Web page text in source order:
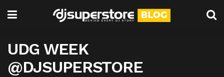
UDG WEEK
@DJSUPERSTORE